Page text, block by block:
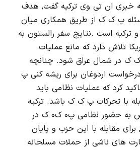
خبری ان تی وی ترکیه گفت, هدف
پ ک ک از طریق همکاری میان
و ترکیه است .نتایج سفر رالستون به
تلاش دارد که مانع عملیات
ک ک در شمال عراق شود. چنانچه
اردوغان برای ریشه کنی پ
کرد که عملیات نظامی باید
با تحرکات پ ک ک باشد. ترکیه
چندی پیش در اعتراص به حضور نظامی پ۰ ک۰ ک در
مقابله با این حزب و پایان
های ناشی از حملات مسلحانه